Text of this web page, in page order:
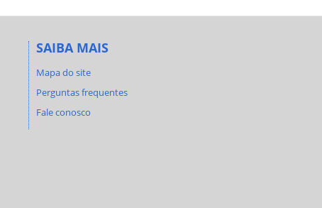
SAIBA MAIS
Mapa do site
Perguntas frequentes
Fale conosco